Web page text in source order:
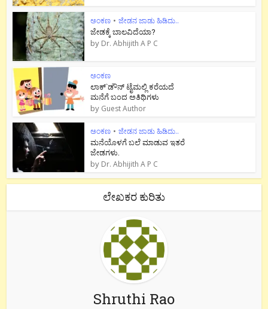
ಅಂಕಣ • ಜೇಡನ ಜಾಡು ಹಿಡಿದು..
ಜೇಡಕ್ಕೆ ಬಾಲವಿದೆಯಾ?
by Dr. Abhijith A P C
ಅಂಕಣ
ಲಾಕ್`ಡೌನ್ ಟೈಮಲ್ಲಿ ಕರೆಯದೆ
ಮನೆಗೆ ಬಂದ ಅತಿಥಿಗಳು
by Guest Author
ಅಂಕಣ • ಜೇಡನ ಜಾಡು ಹಿಡಿದು..
ಮನೆಯೊಳಗೆ ಬಲೆ ಮಾಡುವ ಇತರೆ
ಜೇಡಗಳು.
by Dr. Abhijith A P C
ಲೇಖಕರ ಕುರಿತು
Shruthi Rao